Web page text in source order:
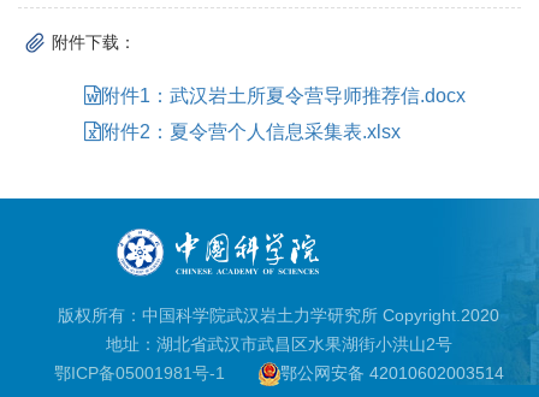
附件下载：
附件1：武汉岩土所夏令营导师推荐信.docx
附件2：夏令营个人信息采集表.xlsx
版权所有：中国科学院武汉岩土力学研究所 Copyright.2020
地址：湖北省武汉市武昌区水果湖街小洪山2号
鄂ICP备05001981号-1
鄂公网安备 42010602003514